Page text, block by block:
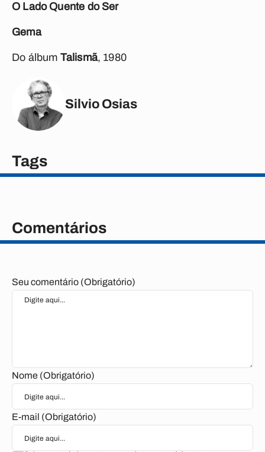
O Lado Quente do Ser
Gema
Do álbum Talismã, 1980
Silvio Osias
Tags
Comentários
Seu comentário (Obrigatório)
Nome (Obrigatório)
E-mail (Obrigatório)